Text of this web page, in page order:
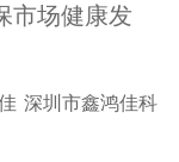
市场健康发
深圳市鑫鸿佳科